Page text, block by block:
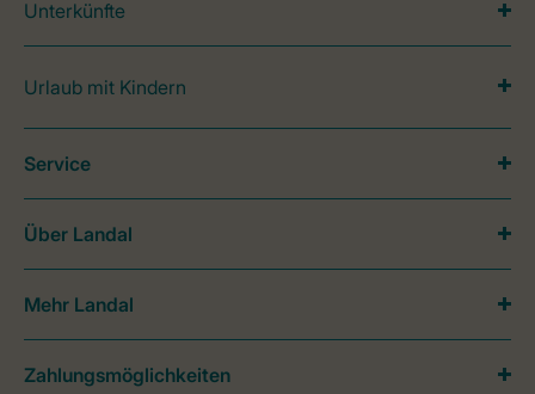
Unterkünfte
Urlaub mit Kindern
Service
Über Landal
Mehr Landal
Zahlungsmöglichkeiten